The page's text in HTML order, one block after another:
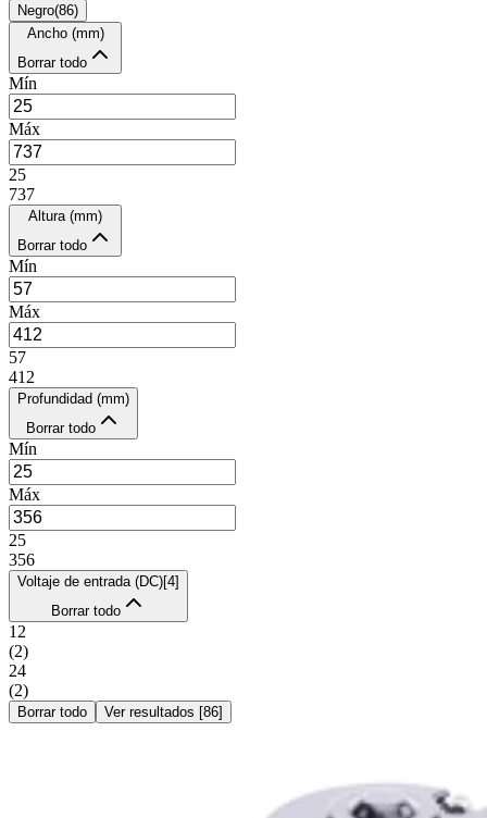
Negro(86)
Ancho (mm)
Borrar todo
Mín
Máx
25
737
Altura (mm)
Borrar todo
Mín
Máx
57
412
Profundidad (mm)
Borrar todo
Mín
Máx
25
356
Voltaje de entrada (DC)[4]
Borrar todo
12
(2)
24
(2)
Borrar todo Ver resultados [86]